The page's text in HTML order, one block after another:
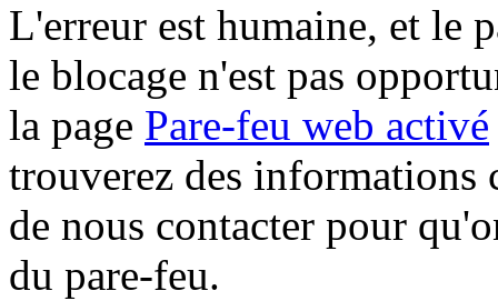
L'erreur est humaine, et le
le blocage n'est pas
la page Pare-feu web activé
trouverez des informations
de nous contacter pour
du pare-feu.